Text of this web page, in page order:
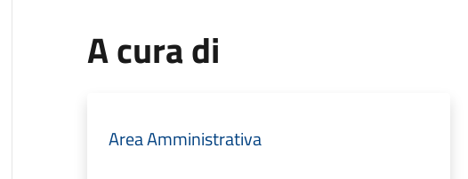
A cura di
Area Amministrativa